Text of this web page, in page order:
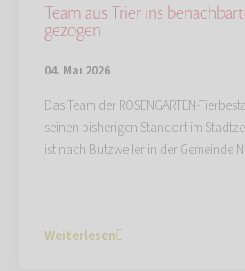
Team aus Trier ins
gezogen
04. Mai 2026
Das Team der ROSENGARTEN-
seinen bisherigen Standort im
ist nach Butzweiler in der Gemeinde
Weiterlesen